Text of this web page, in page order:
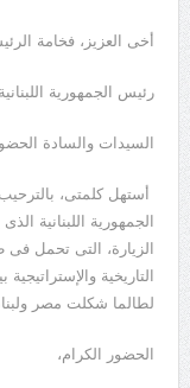
أخى العزيز، فخامة
رئيس الجمهورية
السيدات والسادة
أستهل كلمتى،
الجمهورية اللبنانية
الزيارة، التى تحمل
التاريخية
لطالما شكلت مصر
الحضور الكرام،